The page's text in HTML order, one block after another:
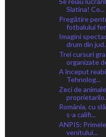
Slatina! Co...
Pregătire
fotbalului
Imagini
drum din
Trei cursuri
organizate
A început
Tehnolog...
Zeci de
România, cu
s-a califi...
ANPIS:
venitului...